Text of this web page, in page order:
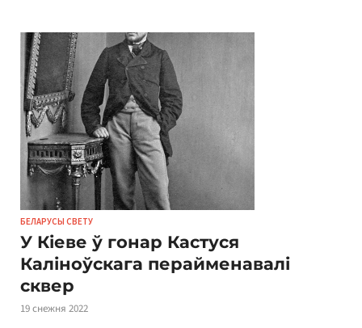
БЕЛАРУСЫ СВЕТУ
У Кіеве ў гонар Кастуся
Каліноўскага перайменавалі
сквер
19 снежня 2022